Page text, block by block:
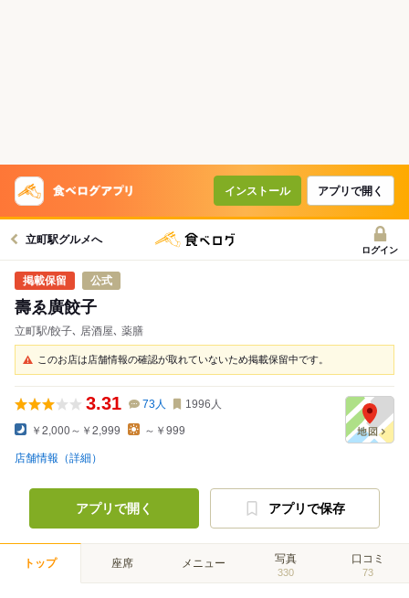
インストール アプリで開く
立町駅グルメへ
ログイン
公式
壽ゑ廣餃子
立町駅/餃子､ 居酒屋､ 薬膳
このお店は店舗情報の確認が取れていないため掲載保留中です。
3.31 73人 1996 人
￥2,000～￥2,999 ～￥999
店舗情報（詳細）
アプリで開く アプリで保存
トップ 座席 メニュー 写真
330
口コミ
73